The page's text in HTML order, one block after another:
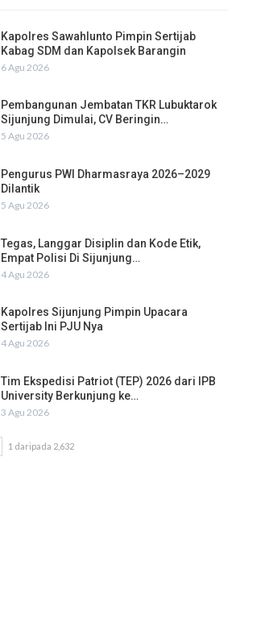
Kapolres Sawahlunto Pimpin Sertijab
Kabag SDM dan Kapolsek Barangin
6 Agu 2026
Pembangunan Jembatan TKR Lubuktarok
Sijunjung Dimulai, CV Beringin…
5 Agu 2026
Pengurus PWI Dharmasraya 2026–2029
Dilantik
5 Agu 2026
Tegas, Langgar Disiplin dan Kode Etik,
Empat Polisi Di Sijunjung…
4 Agu 2026
Kapolres Sijunjung Pimpin Upacara
Sertijab Ini PJU Nya
4 Agu 2026
Tim Ekspedisi Patriot (TEP) 2026 dari IPB
University Berkunjung ke…
3 Agu 2026
1 daripada 2,632